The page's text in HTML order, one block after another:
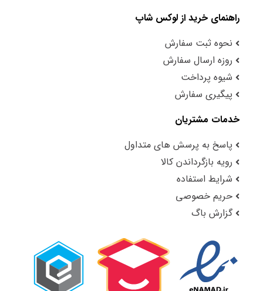
راهنمای خرید از لوکس شاپ
نحوه ثبت سفارش
روزه ارسال سفارش
شیوه پرداخت
پیگیری سفارش
خدمات مشتریان
پاسخ به پرسش های متداول
رویه بازگرداندن کالا
شرایط استفاده
حریم خصوصی
گزارش باگ